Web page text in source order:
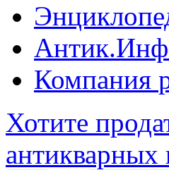
Компания
Хотите
антикварных